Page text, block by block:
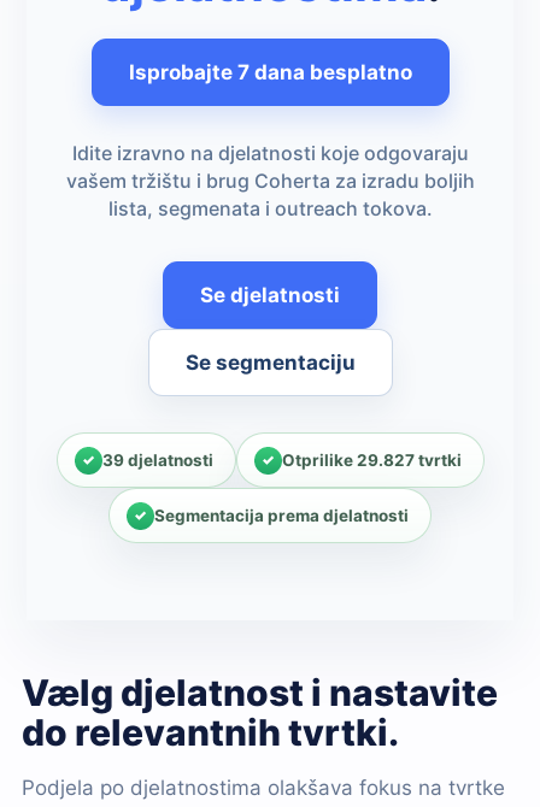
Isprobajte 7 dana besplatno
Idite izravno na djelatnosti koje odgovaraju
vašem tržištu i brug Coherta za izradu boljih
lista, segmenata i outreach tokova.
Se djelatnosti
Se segmentaciju
39 djelatnosti Otprilike 29.827 tvrtki
Segmentacija prema djelatnosti
Vælg djelatnost i nastavite
do relevantnih tvrtki.
Podjela po djelatnostima olakšava fokus na tvrtke